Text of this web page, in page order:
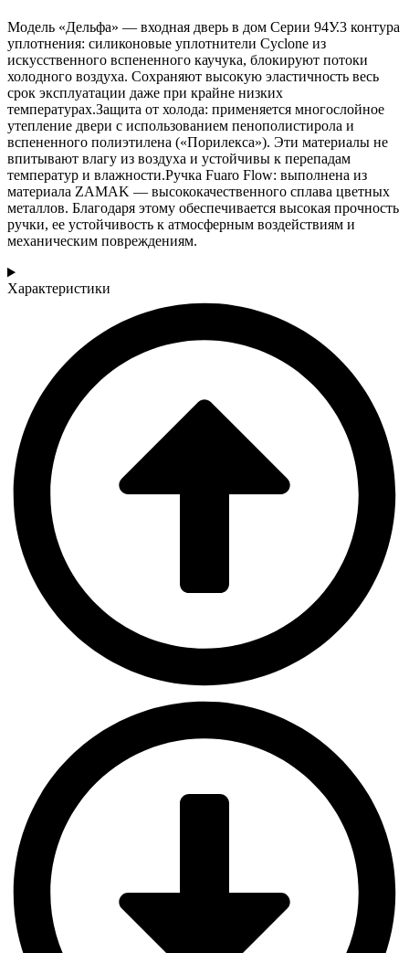
Модель «Дельфа» — входная дверь в дом Серии 94У.3 контура
уплотнения: силиконовые уплотнители Cyclone из
искусственного вспененного каучука, блокируют потоки
холодного воздуха. Сохраняют высокую эластичность весь
срок эксплуатации даже при крайне низких
температурах.Защита от холода: применяется многослойное
утепление двери с использованием пенополистирола и
вспененного полиэтилена («Порилекса»). Эти материалы не
впитывают влагу из воздуха и устойчивы к перепадам
температур и влажности.Ручка Fuaro Flow: выполнена из
материала ZAMAK — высококачественного сплава цветных
металлов. Благодаря этому обеспечивается высокая прочность
ручки, ее устойчивость к атмосферным воздействиям и
механическим повреждениям.
Характеристики